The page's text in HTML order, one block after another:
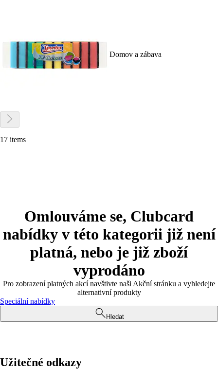
Domov a zábava
17 items
Omlouváme se, Clubcard
nabídky v této kategorii již není
platná, nebo je již zboží
vyprodáno
Pro zobrazení platných akcí navštivte naši Akční stránku a vyhledejte
alternativní produkty
Speciální nabídky
Hledat
Užitečné odkazy